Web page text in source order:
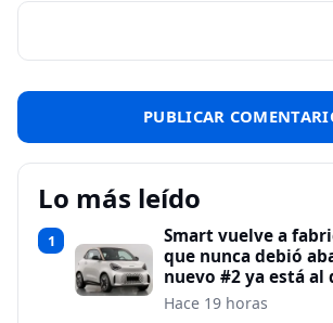
Lo más leído
1
Smart vuelve a
que nunca debió
nuevo #2 ya está al
Hace 19 horas